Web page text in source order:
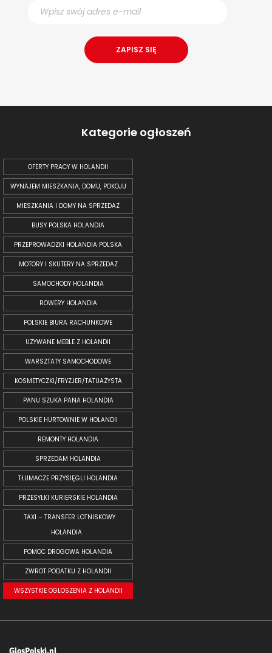
Kategorie ogłoszeń
OFERTY PRACY W HOLANDII
WYNAJEM MIESZKANIA, DOMU, POKOJU
MIESZKANIA I DOMY NA SPRZEDAŻ
BUSY POLSKA HOLANDIA
PRZEPROWADZKI HOLANDIA POLSKA
MOTORY I SKUTERY NA SPRZEDAŻ
SAMOCHODY HOLANDIA
ROWERY HOLANDIA
POLSKIE BIURA RACHUNKOWE
UŻYWANE MEBLE Z HOLANDII
WARSZTATY SAMOCHODOWE
KOSMETYCZKI/FRYZJER/TATUAŻYSTA
PANU SZUKA PANA HOLANDIA
POLSKIE HURTOWNIE W HOLANDII
REMONTY HOLANDIA
SPRZEDAM HOLANDIA
TŁUMACZE PRZYSIĘGLI HOLANDIA
PRZESYŁKI KURIERSKIE HOLANDIA
TAXI – TRANSFER LOTNISKOWY
HOLANDIA
POMOC DROGOWA HOLANDIA
ZWROT PODATKU Z HOLANDII
WSZYSTKIE OGŁOSZENIA Z HOLANDII